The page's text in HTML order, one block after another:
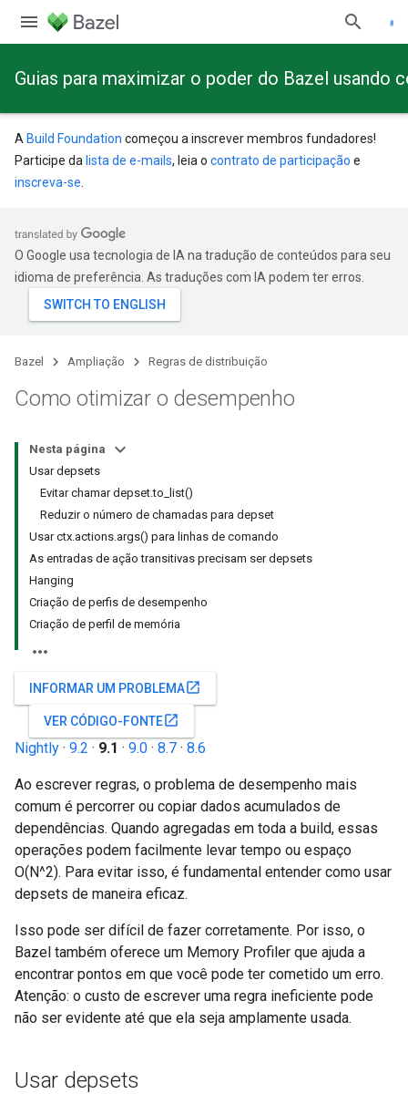
Guias para maximizar o poder do Bazel usando
A Build Foundation começou a inscrever membros fundadores!
Participe da lista de e-mails, leia o contrato de participação e
inscreva-se
O Google usa tecnologia de IA na tradução de conteúdos para seu
idioma de preferência. As traduções com IA podem ter erros.
Bazel Ampliação Regras de distribuição
Como otimizar o desempenho
Nesta página
Usar depsets
Evitar chamar depset.to_list()
Reduzir o número de chamadas para depset
Usar ctx.actions.args() para linhas de comando
As entradas de ação transitivas precisam ser depsets
Hanging
Criação de perfis de desempenho
Criação de perfil de memória
INFORMAR UM PROBLEMAopen_in_new
VER CÓDIGO-FONTEopen_in_new
Nightly · 9.2 · 9.1 · 9.0 · 8.7 · 8.6
Ao escrever regras, o problema de desempenho mais
comum é percorrer ou copiar dados acumulados de
dependências. Quando agregadas em toda a build, essas
operações podem facilmente levar tempo ou espaço
O(N^2). Para evitar isso, é fundamental entender como usar
depsets de maneira eficaz.
Isso pode ser difícil de fazer corretamente. Por isso, o
Bazel também oferece um Memory Profiler que ajuda a
encontrar pontos em que você pode ter cometido um erro.
Atenção: o custo de escrever uma regra ineficiente pode
não ser evidente até que ela seja amplamente usada.
Usar depsets